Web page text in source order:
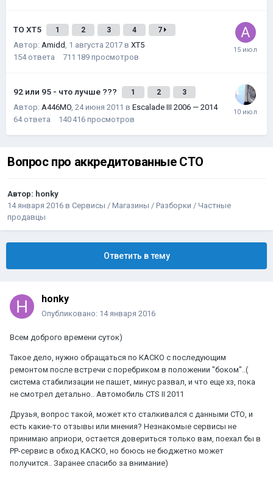
ТО XT5 1 2 3 4 7
Автор: Amidd, 1 августа 2017 в XT5
154 ответа 711 189 просмотров
92 или 95 - что лучше ??? 1 2 3
Автор: A446MO, 24 июня 2011 в Escalade III 2006 — 2014
64 ответа 140 416 просмотров
Вопрос про аккредитованные СТО
Автор: honky
14 января 2016 в Сервисы / Магазины / Разборки / Частные
продавцы
Ответить в тему
honky
Опубликовано: 14 января 2016
Всем доброго времени суток)
Такое дело, нужно обращаться по КАСКО с последующим
ремонтом после встречи с поребриком в положении "боком"..(
система стабилизации не пашет, минус развал, и что еще хз, пока
не смотрел детально.. Автомобиль CTS II 2011
Друзья, вопрос такой, может кто сталкивался с данными СТО, и
есть какие-то отзывы или мнения? Незнакомые сервисы не
принимаю априори, остается довериться только вам, поехал бы в
РР-сервис в обход КАСКО, но боюсь не бюджетно может
получится.. Заранее спасибо за внимание)